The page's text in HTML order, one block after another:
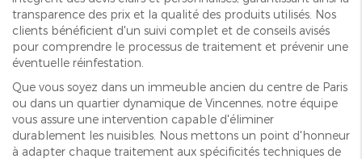
transparence des prix et la qualité des produits utilisés. Nos
clients bénéficient d'un suivi complet et de conseils avisés
pour comprendre le processus de traitement et prévenir une
éventuelle réinfestation.
Que vous soyez dans un immeuble ancien du centre de Paris
ou dans un quartier dynamique de Vincennes, notre équipe
vous assure une intervention capable d'éliminer
durablement les nuisibles. Nous mettons un point d'honneur
à adapter chaque traitement aux spécificités techniques de